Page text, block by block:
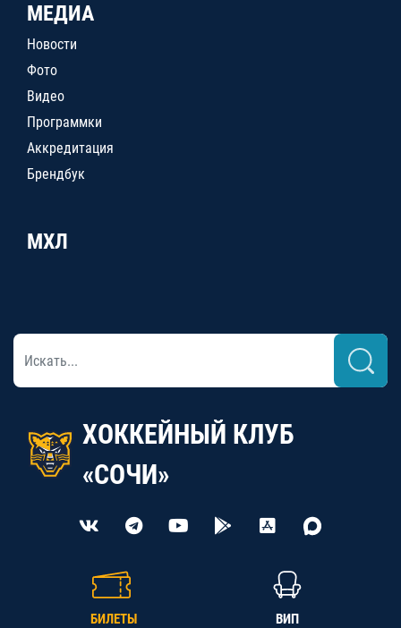
МЕДИА
Новости
Фото
Видео
Программки
Аккредитация
Брендбук
МХЛ
ХОККЕЙНЫЙ КЛУБ
«СОЧИ»
БИЛЕТЫ ВИП